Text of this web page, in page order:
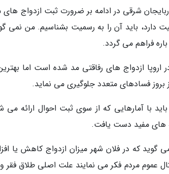
شرقی در ادامه بر ضرورت ثبت ازدواج
دارد، باید آن را به رسمیت بشناسیم. من نمی
فراهم می گردد.
اروپا ازدواج های رفاقتی مد شده است اما
بروز فسادهای متعدد جلوگیری می نماید.
با آمارهایی که از سوی ثبت احوال ارائه
های مفید دست یافت.
گوید که در فلان شهر میزان ازدواج کاهش یا
عموم مردم فکر می نمایند علت اصلی طلاق